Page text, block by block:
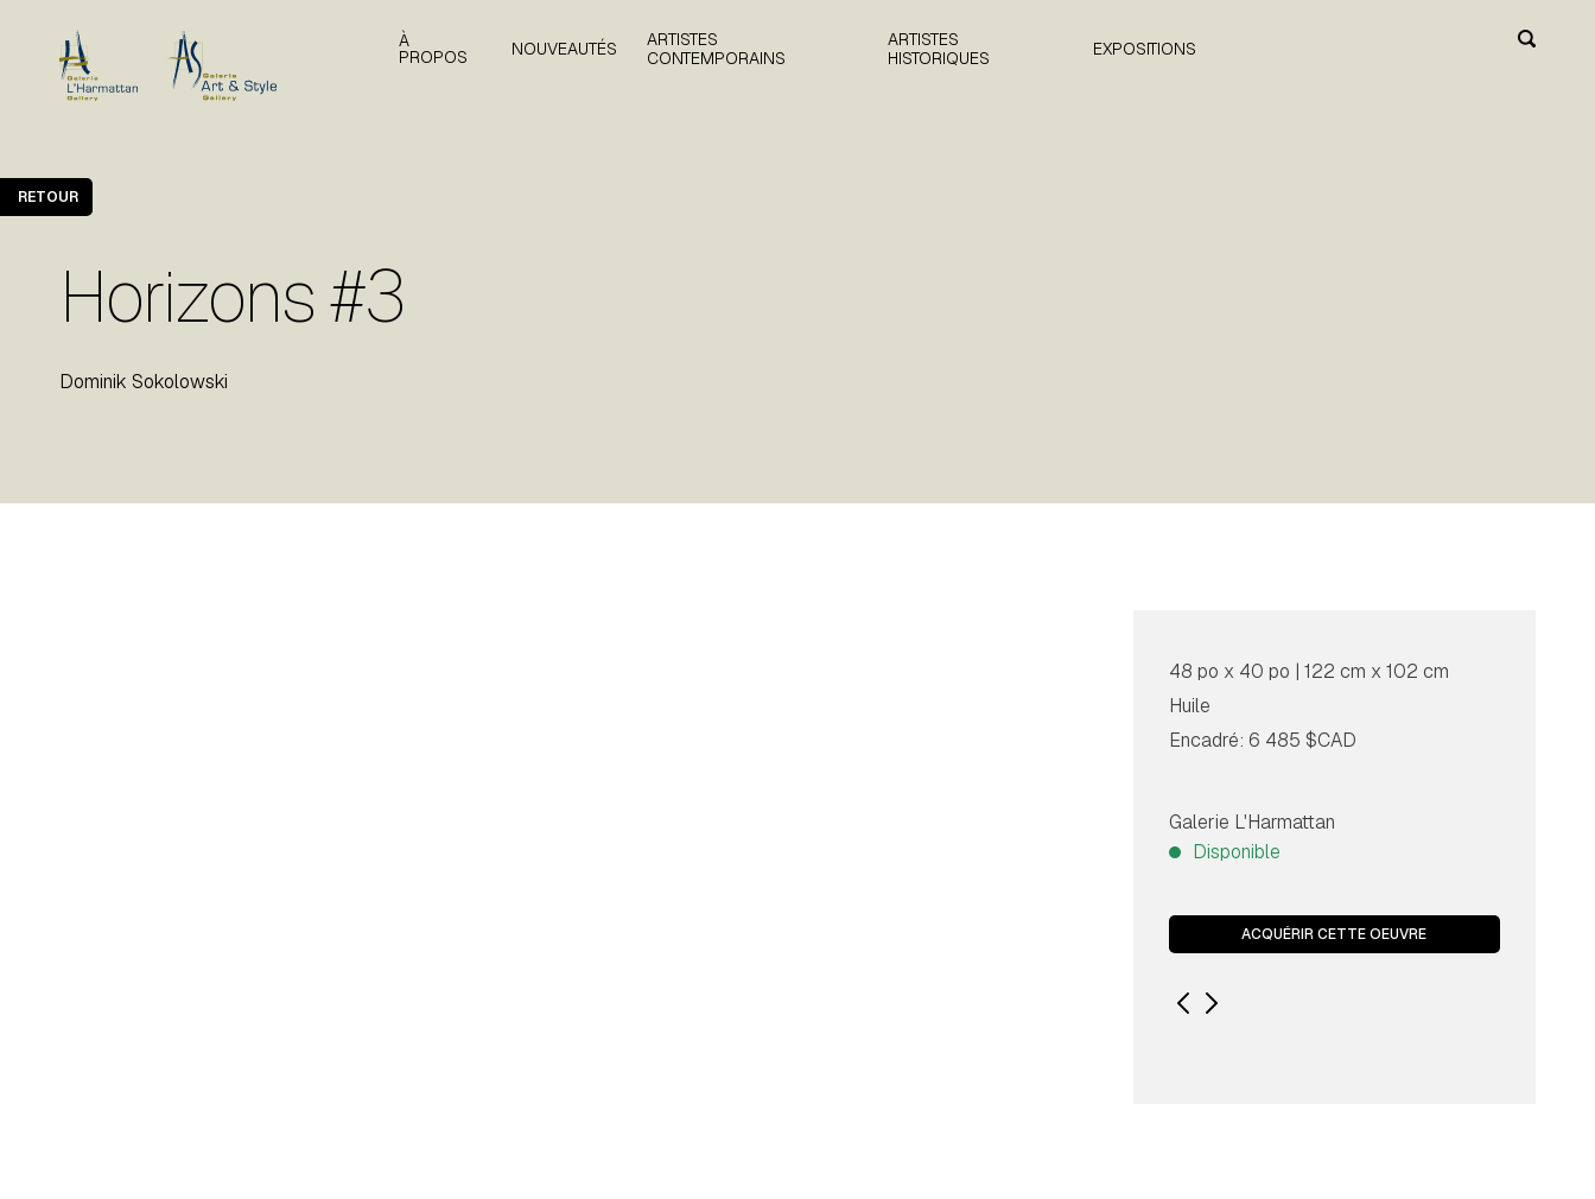
À
PROPOS NOUVEAUTÉS
ARTISTES
CONTEMPORAINS
ARTISTES
HISTORIQUES
EXPOSITIONS
Horizons #3
Dominik Sokolowski
RETOUR
48 po x 40 po | 122 cm x 102 cm
Huile
Encadré: 6 485 $CAD
Galerie L'Harmattan
Disponible
ACQUÉRIR CETTE OEUVRE